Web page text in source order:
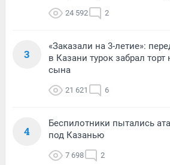
24 592 2
3
«Заказали на 3-летие»:
в Казани турок забрал
сына
21 621 6
4
Беспилотники пытались
под Казанью
7 698 2